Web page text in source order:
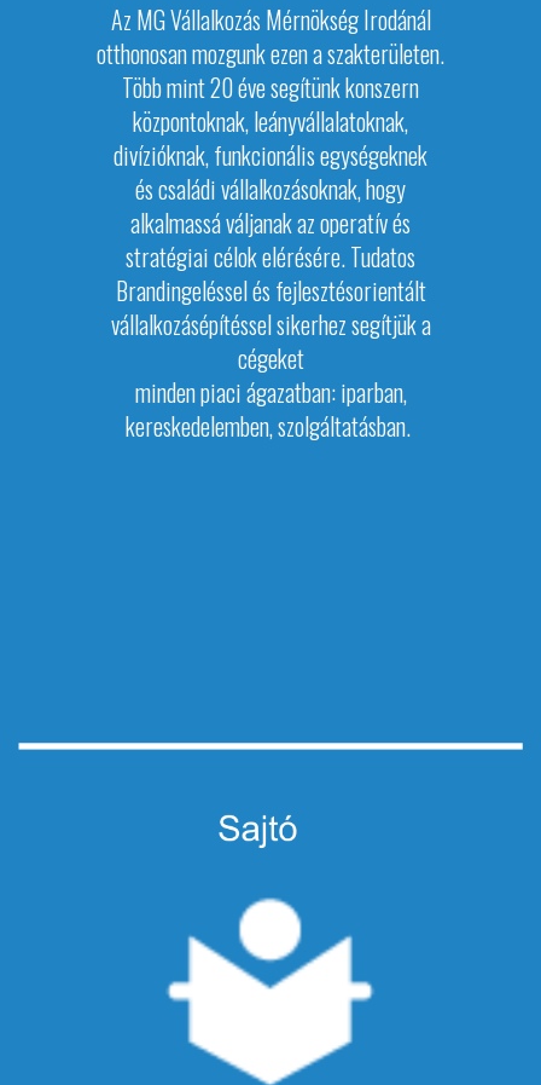
Az MG Vállalkozás Mérnökség Irodánál
otthonosan mozgunk ezen a szakterületen.
Több mint 20 éve segítünk konszern
központoknak, leányvállalatoknak,
divízióknak, funkcionális egységeknek
és családi vállalkozásoknak, hogy
alkalmassá váljanak az operatív és
stratégiaicélok elérésére.Tudatos
Brandingeléssel és fejlesztésorientált
vállalkozásépítéssel sikerhez segítjük a
cégeket
minden piaci ágazatban:iparban,
kereskedelemben, szolgáltatásban.